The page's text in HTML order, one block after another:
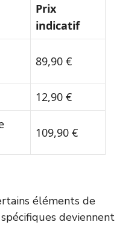
Prix
indicatif
89,90 €
12,90 €
109,90 €
éléments de
deviennent